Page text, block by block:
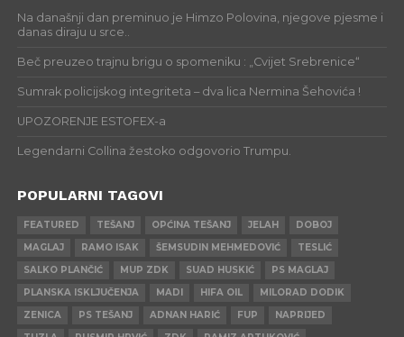
Na današnji dan preminuo je Himzo Polovina, njegove pjesme i
danas diraju u srce..
Beč preuzeo trajnu brigu o spomeniku : „Cvijet Srebrenice“
Sumrak policijskog integriteta – dva lica Nermina Šehovića !
UPOZORENJE ESTOFEX-a
Legendarni Collina žestoko odgovorio Trumpu.
POPULARNI TAGOVI
FEATURED TEŠANJ OPĆINA TEŠANJ JELAH
DOBOJ
MAGLAJ
RAMO ISAK ŠEMSUDIN MEHMEDOVIĆ
TESLIĆ
SALKO PLANČIĆ
MUP ZDK SUAD HUSKIĆ
PS MAGLAJ
PLANSKA ISKLJUČENJA
MADI HIFA OIL
MILORAD DODIK
ZENICA
PS TEŠANJ ADNAN HARIĆ FUP
NAPRIJED